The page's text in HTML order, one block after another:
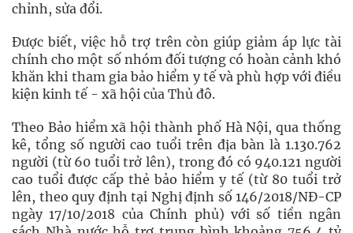
chỉnh, sửa đổi.
Được biết, việc hỗ trợ trên còn giúp giảm áp lực tài
chính cho một số nhóm đối tượng có hoàn cảnh khó
khăn khi tham gia bảo hiểm y tế và phù hợp với điều
kiện kinh tế - xã hội của Thủ đô.
Theo Bảo hiểm xã hội thành phố Hà Nội, qua thống
kê, tổng số người cao tuổi trên địa bàn là 1.130.762
người (từ 60 tuổi trở lên), trong đó có 940.121 người
cao tuổi được cấp thẻ bảo hiểm y tế (từ 80 tuổi trở
lên, theo quy định tại Nghị định số 146/2018/NĐ-CP
ngày 17/10/2018 của Chính phủ) với số tiền ngân